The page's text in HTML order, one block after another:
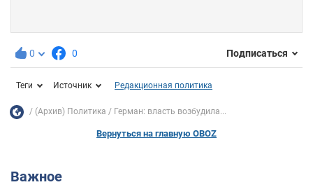
0 0 Подписаться
Теги Источник Редакционная политика
(Архив) Политика Герман: власть возбудила...
Вернуться на главную OBOZ
Важное